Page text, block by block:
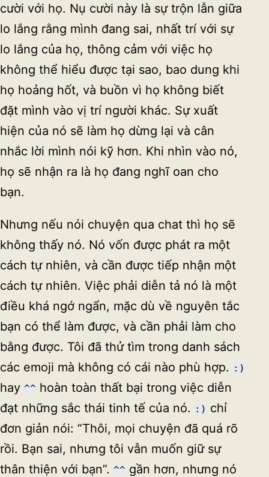
cười với họ. Nụ cười này là sự trộn lẫn giữa
lo lắng rằng mình đang sai, nhất trí với sự
lo lắng của họ, thông cảm với việc họ
không thể hiểu được tại sao, bao dung khi
họ hoảng hốt, và buồn vì họ không biết
đặt mình vào vị trí người khác. Sự xuất
hiện của nó sẽ làm họ dừng lại và cân
nhắc lời mình nói kỹ hơn. Khi nhìn vào nó,
họ sẽ nhận ra là họ đang nghĩ oan cho
bạn.
Nhưng nếu nói chuyện qua chat thì họ sẽ
không thấy nó. Nó vốn được phát ra một
cách tự nhiên, và cần được tiếp nhận một
cách tự nhiên. Việc phải diễn tả nó là một
điều khá ngớ ngẩn, mặc dù về nguyên tắc
bạn có thể làm được, và cần phải làm cho
bằng được. Tôi đã thử tìm trong danh sách
các emoji mà không có cái nào phù hợp. :)
hay ^^ hoàn toàn thất bại trong việc diễn
đạt những sắc thái tinh tế của nó. :) chỉ
đơn giản nói: “Thôi, mọi chuyện đã quá rõ
rồi. Bạn sai, nhưng tôi vẫn muốn giữ sự
thân thiện với bạn”. ^^ gần hơn, nhưng nó